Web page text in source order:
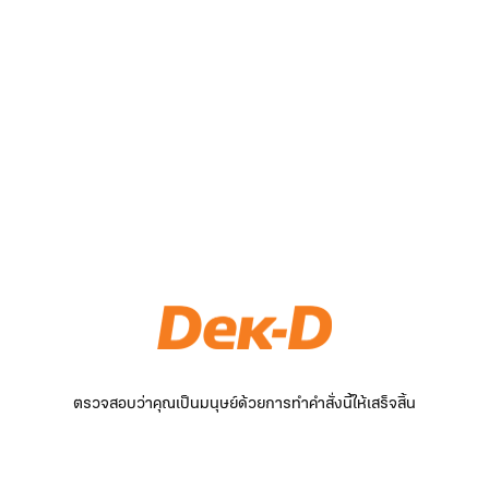
ตรวจสอบว่าคุณเป็นมนุษย์ด้วยการทำคำสั่งนี้ให้เสร็จสิ้น